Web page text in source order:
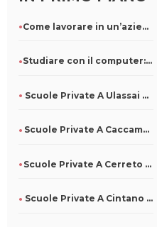
Come lavorare in un’azienda di pulizie: ruoli e competenze r
Studiare con il computer: come usarlo al meglio
Scuole Private A Ulassai Per Tutti
Scuole Private A Caccamo Per Tutti
Scuole Private A Cerreto Di Spoleto Per Tutti
Scuole Private A Cintano Per Tutti